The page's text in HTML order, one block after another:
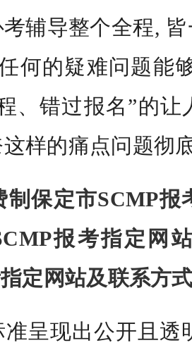
辅导整个全程,
何的疑难问题能
、错过报名”的
样的痛点问题彻
制保定市SCMP报
报考指定网
定网站及联系方
准呈现出公开且透